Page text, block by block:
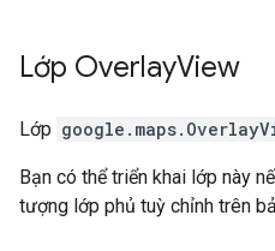
Lớp OverlayView
Lớp google.maps.
Bạn có thể triển khai lớp này
tượng lớp phủ tuỳ chỉnh trên